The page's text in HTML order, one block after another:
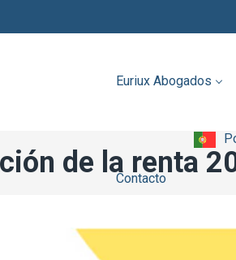
Euriux Abogados
Contacto
de la renta